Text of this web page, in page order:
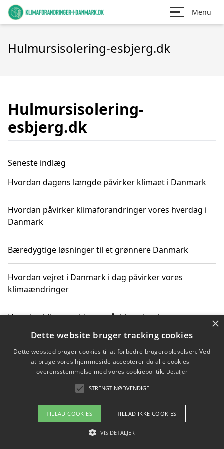
Menu
Hulmursisolering-esbjerg.dk
Hulmursisolering-
esbjerg.dk
Seneste indlæg
Hvordan dagens længde påvirker klimaet i Danmark
Hvordan påvirker klimaforandringer vores hverdag i
Danmark
Bæredygtige løsninger til et grønnere Danmark
Hvordan vejret i Danmark i dag påvirker vores
klimaændringer
Hvordan klimaændringer påvirker danske unges
Copyright 2026 - Pilanto Aps
Om / kontakt
Blog Betingelser
×
Dette website bruger tracking cookies
Dette websted bruger cookies til at forbedre brugeroplevelsen. Ved
at bruge vores hjemmeside accepterer du alle cookies i
overensstemmelse med vores cookiepolitik. Detaljer
STRENGT NØDVENDIGE
TILLAD COOKIES TILLAD IKKE COOKIES
VIS DETALJER